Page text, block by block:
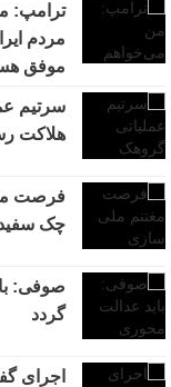
ترامپ:
مردم
موفق
سرتیم
هلاکت
فرصت
چک
صوفی:
گردد
اجرای